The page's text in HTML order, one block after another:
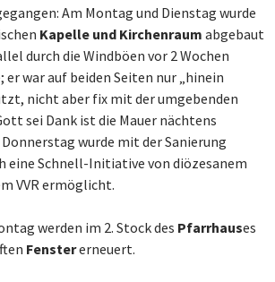
Am Montag und Dienstag wurde
Kapelle und Kirchenraum abgebaut
durch die Windböen vor 2 Wochen
war auf beiden Seiten nur „hinein
nicht aber fix mit der umgebenden
sei Dank ist die Mauer nächtens
wurde mit der Sanierung
eine Schnell-Initiative von diözesanem
VVR ermöglicht.
werden im 2. Stock des Pfarrhauses
Fenstererneuert.